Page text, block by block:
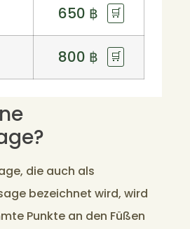
650 ฿ 🛒
800 ฿ 🛒
die auch als
bezeichnet wird, wird
Punkte an den Füßen